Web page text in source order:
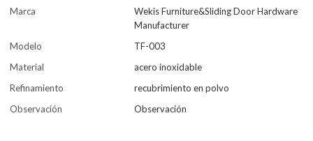
Marca
Wekis Furniture&Sliding Door Hardware
Manufacturer
Modelo
TF-003
Material
acero inoxidable
Refinamiento
recubrimiento en polvo
Observación
Observación